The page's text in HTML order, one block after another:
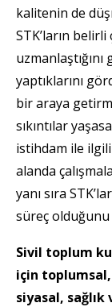
kalitenin de
STK’ların
yaptıklarını
bir araya
sıkıntılar
istihdam ile
alanda
yanı sıra
süreç
Sivil toplum
için
siyasal, sağlık